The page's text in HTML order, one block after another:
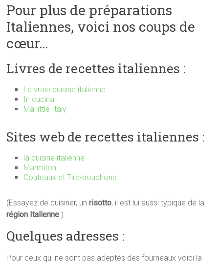
Pour plus de préparations
Italiennes, voici nos coups de
cœur…
Livres de recettes italiennes :
La vraie cuisine italienne
In cucina
Ma little Italy
Sites web de recettes italiennes :
la cuisine italienne
Marmiton
Couteaux et Tire-bouchons
(Essayez de cuisiner, unrisotto, il est lui aussi typique de la
région Italienne .)
Quelques adresses :
Pour ceux qui ne sont pas adeptes des fourneaux voici la